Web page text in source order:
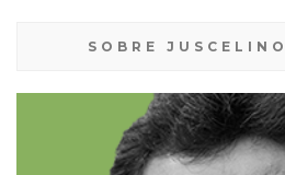
SOBRE